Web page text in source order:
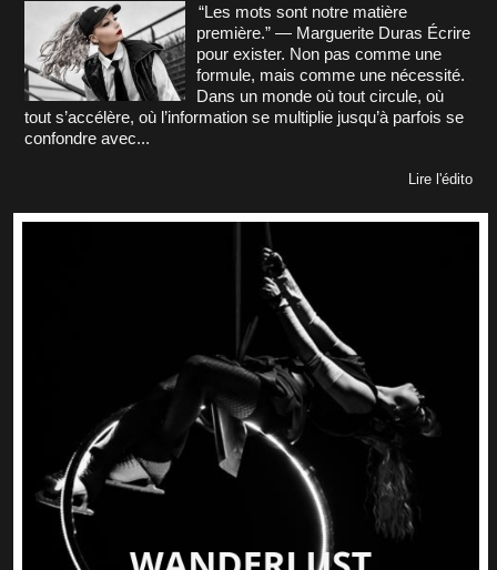
“Les mots sont notre matière
première.” — Marguerite Duras Écrire
pour exister. Non pas comme une
formule, mais comme une nécessité.
Dans un monde où tout circule, où
tout s’accélère, où l’information se multiplie jusqu’à parfois se
confondre avec...
Lire l'édito